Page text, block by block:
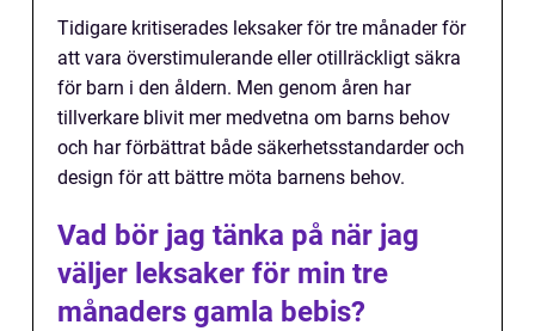
Tidigare kritiserades leksaker för tre månader för
att vara överstimulerande eller otillräckligt säkra
för barn i den åldern. Men genom åren har
tillverkare blivit mer medvetna om barns behov
och har förbättrat både säkerhetsstandarder och
design för att bättre möta barnens behov.
Vad bör jag tänka på när jag
väljer leksaker för min tre
månaders gamla bebis?